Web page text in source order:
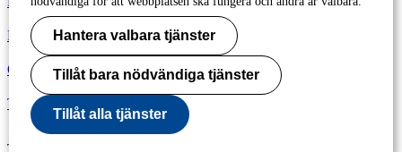
Faktura och betalning KTH
Om KTH:s webbplatser
Tillgänglighetsredogörelse
Till sidans topp
Hantera valbara tjänster
Tillåt bara nödvändiga tjänster
Tillåt alla tjänster